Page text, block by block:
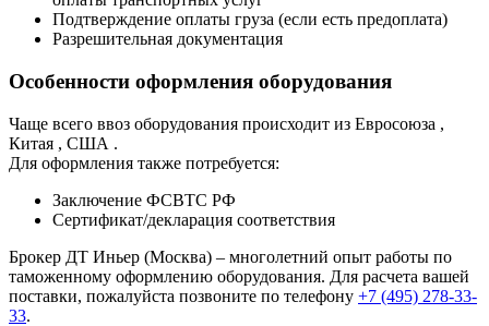
Подтверждение оплаты груза (если есть предоплата)
Разрешительная документация
Особенности оформления оборудования
Чаще всего ввоз оборудования происходит из Евросоюза ,
Китая , США .
Для оформления также потребуется:
Заключение ФСВТС РФ
Сертификат/декларация соответствия
Брокер ДТ Иньер (Москва) – многолетний опыт работы по
таможенному оформлению оборудования. Для расчета вашей
поставки, пожалуйста позвоните по телефону +7 (495) 278-33-
33.